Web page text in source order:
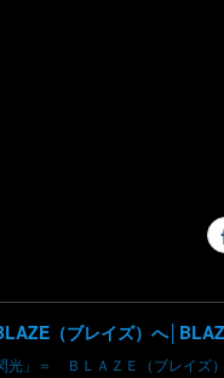
光」＝ ＢＬＡＺＥ（ブレイズ